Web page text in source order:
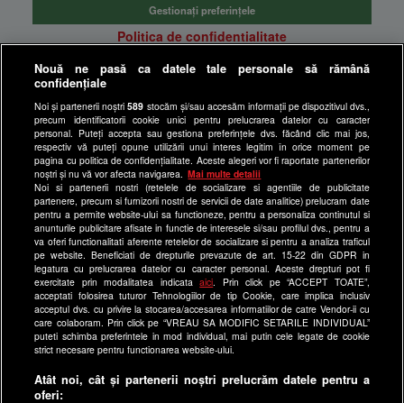
Gestionați preferințele
Politica de confidentialitate
Anunturi gratuite pe Lajumate.ro
Program Happy Channel
Echipa editorială
Site-uri Antena Group
a1.ro
antenastars.ro
as.ro
catine.ro
chefi.ro
deparinti.ro
medicool.ro
spynews.ro
Nouă ne pasă ca datele tale personale să rămână
confidențiale
Noi și partenerii noștri589 stocăm și/sau accesăm informații pe dispozitivul dvs.,
precum identificatorii cookie unici pentru prelucrarea datelor cu caracter
personal. Puteți accepta sau gestiona preferințele dvs. făcând clic mai jos,
respectiv vă puteți opune utilizării unui interes legitim în orice moment pe
pagina cu politica de confidențialitate. Aceste alegeri vor fi raportate partenerilor
noștri și nu vă vor afecta navigarea.
Mai multe detalii
Noi si partenerii nostri (retelele de socializare si agentiile de publicitate
partenere, precum si furnizorii nostri de servicii de date analitice) prelucram date
pentru a permite website-ului sa functioneze, pentru a personaliza continutul si
anunturile publicitare afisate in functie de interesele si/sau profilul dvs., pentru a
va oferi functionalitati aferente retelelor de socializare si pentru a analiza traficul
pe website. Beneficiati de drepturile prevazute de art. 15-22 din GDPR in
legatura cu prelucrarea datelor cu caracter personal. Aceste drepturi pot fi
exercitate prin modalitatea indicataaici . Prin click pe “ACCEPT TOATE”,
acceptati folosirea tuturor Tehnologiilor de tip Cookie, care implica inclusiv
acceptul dvs. cu privire la stocarea/accesarea informatiilor de catre Vendor-ii cu
care colaboram. Prin click pe “VREAU SA MODIFIC SETARILE INDIVIDUAL”
puteti schimba preferintele in mod individual, mai putin cele legate de cookie
strict necesare pentru functionarea website-ului.
Atât noi, cât și partenerii noștri prelucrăm datele pentru a
oferi: